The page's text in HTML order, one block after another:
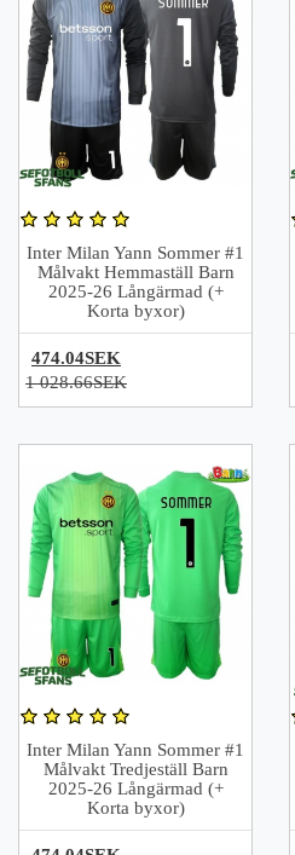
Inter Milan Yann Sommer #1
Målvakt Hemmaställ Barn
2025-26 Långärmad (+
Korta byxor)
474.04SEK
1 028.66SEK
Inter Milan Yann Sommer #1
Målvakt Tredjeställ Barn
2025-26 Långärmad (+
Korta byxor)